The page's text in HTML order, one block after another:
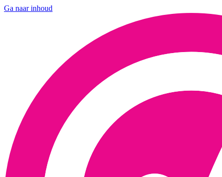
Ga naar inhoud